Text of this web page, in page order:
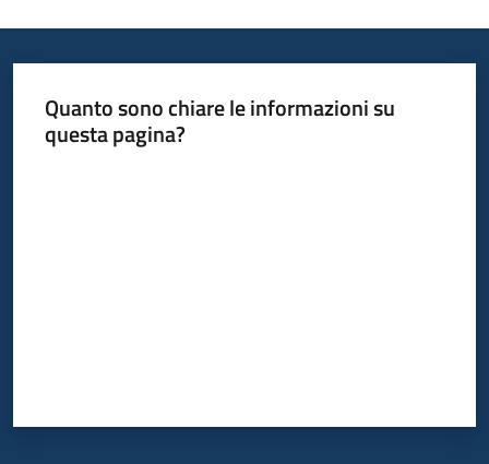
Quanto sono chiare le informazioni su
questa pagina?